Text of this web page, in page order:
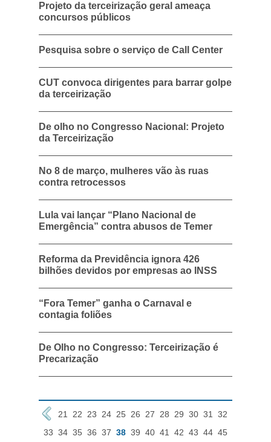
Projeto da terceirização geral ameaça
concursos públicos
Pesquisa sobre o serviço de Call Center
CUT convoca dirigentes para barrar golpe
da terceirização
De olho no Congresso Nacional: Projeto
da Terceirização
No 8 de março, mulheres vão às ruas
contra retrocessos
Lula vai lançar “Plano Nacional de
Emergência” contra abusos de Temer
Reforma da Previdência ignora 426
bilhões devidos por empresas ao INSS
“Fora Temer” ganha o Carnaval e
contagia foliões
De Olho no Congresso: Terceirização é
Precarização
21 22 23 24 25 26 27 28 29 30 31
32
33 34 35 36 37 38 39 40 41 42 43 44 45